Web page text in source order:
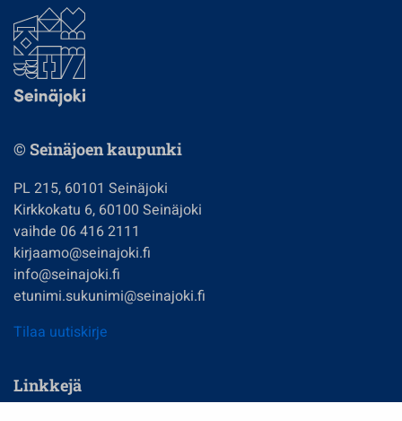
© Seinäjoen kaupunki
PL 215, 60101 Seinäjoki
Kirkkokatu 6, 60100 Seinäjoki
vaihde 06 416 2111
kirjaamo@seinajoki.fi
info@seinajoki.fi
etunimi.sukunimi@seinajoki.fi
Tilaa uutiskirje
Linkkejä